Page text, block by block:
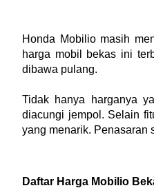
Honda Mobilio masih
harga mobil bekas ini
dibawa pulang.
Tidak hanya harganya
diacungi jempol. Selain
yang menarik. Penasaran
Daftar Harga Mobilio